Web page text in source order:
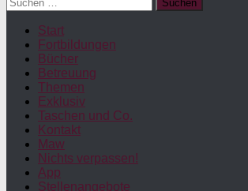
nach:
Start
Fortbildungen
Bücher
Betreuung
Themen
Exklusiv
Taschen und Co.
Kontakt
Maw
Nichts verpassen!
App
Stellenangebote